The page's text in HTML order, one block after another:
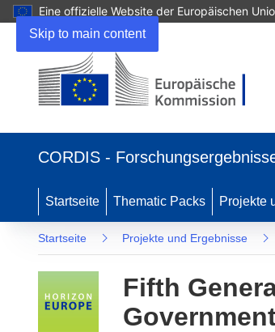
Skip to main content
Eine offizielle Website der Europäischen
CORDIS -
Startseite Thematic Packs Projekte
Startseite Projekte und Ergebnisse
Fifth